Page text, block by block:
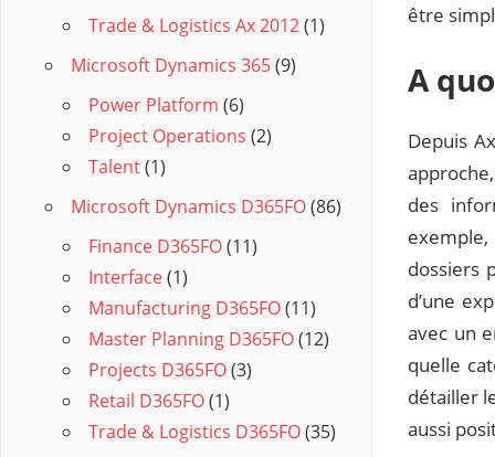
être
A
Depuis
des
exemple,
dossiers
d’une
avec un
quelle
détailler
aussi
Trade & Logistics Ax 2012(1)
Microsoft Dynamics 365(9)
Power Platform (6)
Project Operations (2)
Talent(1)
Microsoft Dynamics D365FO(86)
Finance D365FO(11)
Interface(1)
Manufacturing D365FO(11)
Master Planning D365FO(12)
Projects D365FO(3)
Retail D365FO(1)
Trade & Logistics D365FO(35)